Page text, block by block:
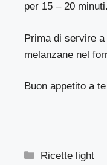
per 15 – 20 minuti.
Prima di servire
melanzane nel
Buon appetito a
Categorie
Ricette light